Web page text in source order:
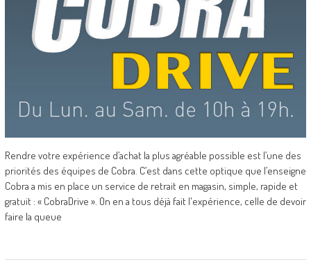
Rendre votre expérience d’achat la plus agréable possible est l’une des
priorités des équipes de Cobra. C’est dans cette optique que l’enseigne
Cobra a mis en place un service de retrait en magasin, simple, rapide et
gratuit : « CobraDrive ». On en a tous déjà fait l'expérience, celle de devoir
faire la queue